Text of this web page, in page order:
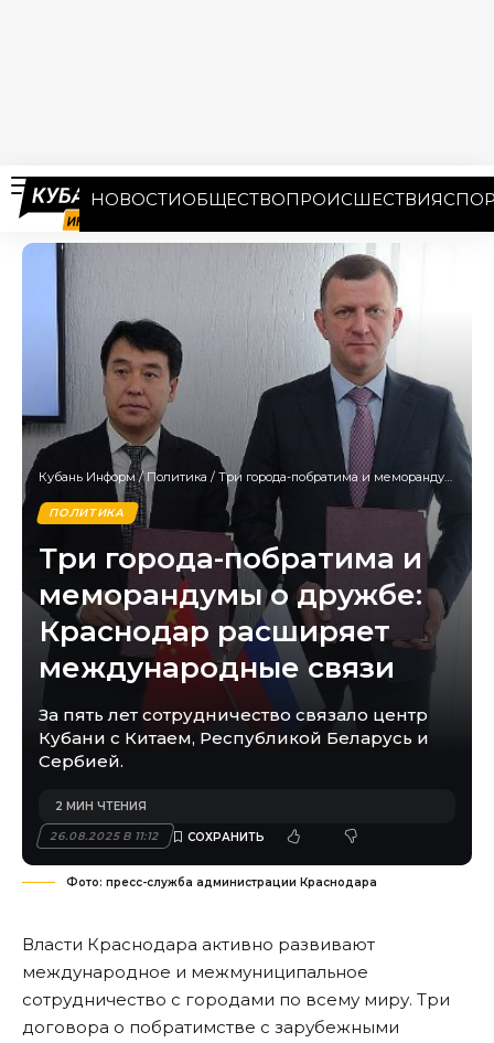
НОВОСТИОБЩЕСТВОПРОИСШЕСТВИЯ
Кубань Информ/ Политика / Три города-побратима и меморандумы о дружбе: Краснодар расширяет международные связи
ПОЛИТИКА
Три города-побратима и
меморандумы о дружбе:
Краснодар расширяет
международные связи
За пять лет сотрудничество связало центр
Кубани с Китаем, Республикой Беларусь и
Сербией.
26.08.2025 В 11:12
2 МИН ЧТЕНИЯ
Фото: пресс-служба администрации Краснодара
Власти Краснодара активно развивают
международное и межмуниципальное
сотрудничество с городами по всему миру. Три
договора о побратимстве с зарубежными